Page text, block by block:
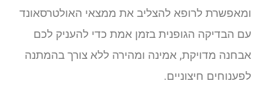
ומאפשרת לרופא להצליב את ממצאי האולטרסאונד
עם הבדיקה הגופנית בזמן אמת כדי להעניק לכם
אבחנה מדויקת, אמינה ומהירה ללא צורך בהמתנה
לפענוחים חיצוניים.